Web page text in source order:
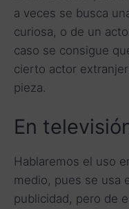
a veces se busca
curiosa, o de un
caso se consigue
cierto actor
pieza.
En
Hablaremos el uso
medio, pues se usa
publicidad, pero de